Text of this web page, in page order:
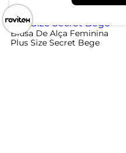
Blusa De Alça Feminina
Plus Size Secret Bege